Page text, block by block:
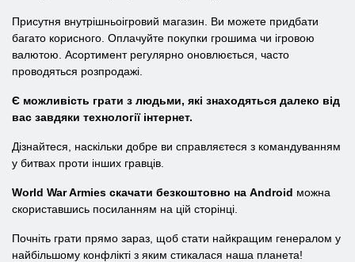
Присутня внутрішньоігровий магазин. Ви можете придбати
багато корисного. Оплачуйте покупки грошима чи ігровою
валютою. Асортимент регулярно оновлюється, часто
проводяться розпродажі.
Є можливість грати з людьми, які знаходяться далеко від
вас завдяки технології інтернет.
Дізнайтеся, наскільки добре ви справляєтеся з командуванням
у битвах проти інших гравців.
World War Armies скачати безкоштовно на Android можна
скориставшись посиланням на цій сторінці.
Почніть грати прямо зараз, щоб стати найкращим генералом у
найбільшому конфлікті з яким стикалася наша планета!